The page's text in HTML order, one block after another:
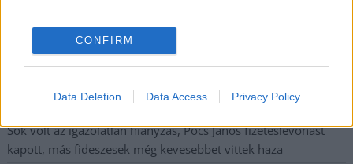
CONFIRM
Data Deletion Data Access Privacy Policy
A Tisza kormány minisztere újabb nagy változásokról döntött
munkáltatói jogaikat
Sok volt az igazolatlan hiányzás, Pócs János fizetéslevonást
kapott, más fideszesek még kevesebbet vittek haza